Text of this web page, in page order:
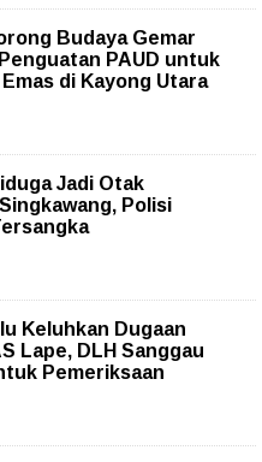
Budaya Gemar
PAUD untuk
di Kayong Utara
Jadi Otak
Polisi
Keluhkan Dugaan
Lape, DLH Sanggau
Pemeriksaan